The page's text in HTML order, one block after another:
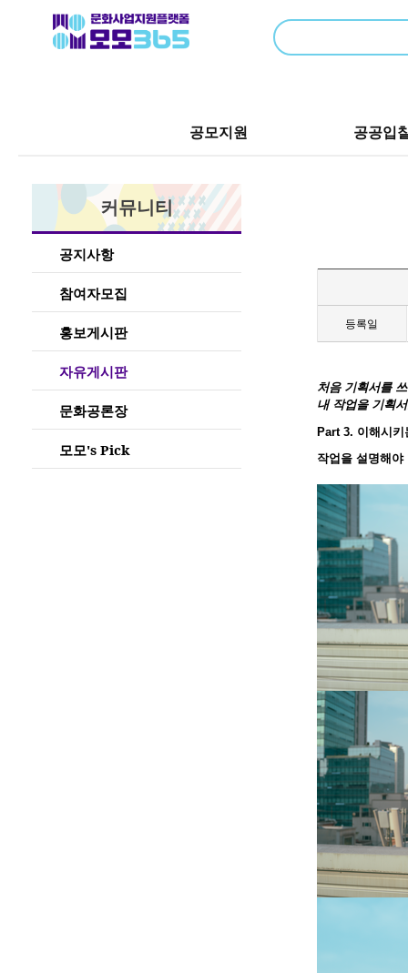
공모지원 공공입
커뮤니티
공지사항
참여자모집
홍보게시판
자유게시판
문화공론장
모모's Pick
등록일
처음 기획서를
내 작업을 기획
Part 3. 이해시
작업을 설명해